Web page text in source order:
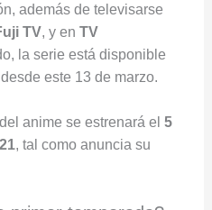
además de televisarse
TV, y en TV
la serie está disponible
este 13 de marzo.
anime se estrenará el 5
, tal como anuncia su